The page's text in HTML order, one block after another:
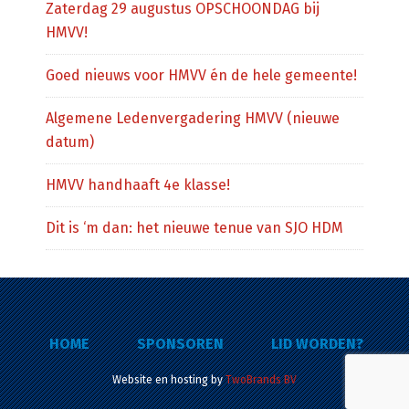
Zaterdag 29 augustus OPSCHOONDAG bij
HMVV!
Goed nieuws voor HMVV én de hele gemeente!
Algemene Ledenvergadering HMVV (nieuwe
datum)
HMVV handhaaft 4e klasse!
Dit is ‘m dan: het nieuwe tenue van SJO HDM
HOME SPONSOREN LID WORDEN?
Website en hosting byTwoBrands BV